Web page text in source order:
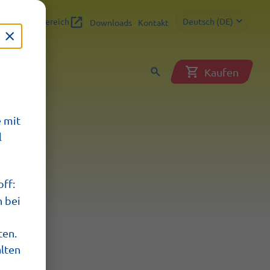
Kaufen
Deutsch (DE)
FAQ Fachbereich Downloads Kontakt
mit
bei